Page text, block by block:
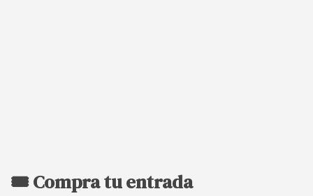
🎟️ Compra tu entrada